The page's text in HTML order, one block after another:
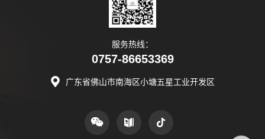
服务热线：
0757-86653369
广东省佛山市南海区小塘五星工业开发区